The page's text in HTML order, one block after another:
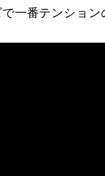
一番テンショ